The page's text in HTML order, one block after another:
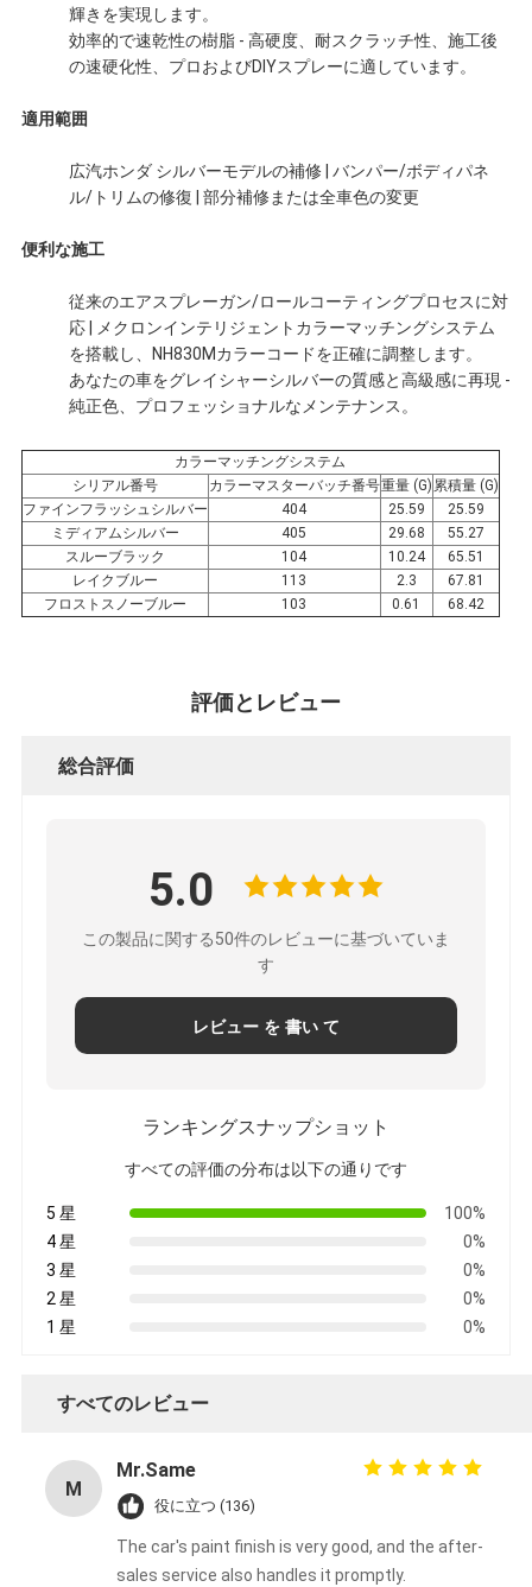
地
バ
シ
ー
ポ
輝きを実現します。
効率的で速乾性の樹脂 - 高硬度、耐スクラッチ性、施工後
の速硬化性、プロおよびDIYスプレーに適しています。
適用範囲
広汽ホンダ シルバーモデルの補修 | バンパー/ボディパネ
ル/トリムの修復 | 部分補修または全車色の変更
便利な施工
従来のエアスプレーガン/ロールコーティングプロセスに対
応 | メクロンインテリジェントカラーマッチングシステム
を搭載し、NH830Mカラーコードを正確に調整します。
あなたの車をグレイシャーシルバーの質感と高級感に再現 -
純正色、プロフェッショナルなメンテナンス。
カラーマッチングシステム
シリアル番号
カラーマスターバッチ番号重量 (G) 累積量 (G)
ファインフラッシュシルバー
404 25.59
25.59
ミディアムシルバー
405 29.68
55.27
スルーブラック
104 10.24
65.51
レイクブルー
113 2.3
67.81
フロストスノーブルー
103 0.61 68.42
評価とレビュー
総合評価
5.0
この製品に関する50件のレビューに基づいていま
す
レビュー を 書い て
ランキングスナップショット
すべての評価の分布は以下の通りです
5 星
100%
4 星
0%
3 星
0%
2 星
0%
1 星
0%
すべてのレビュー
M
Mr.Same
役に立つ (136)
The car's paint finish is very good, and the after-
sales service also handles it promptly.